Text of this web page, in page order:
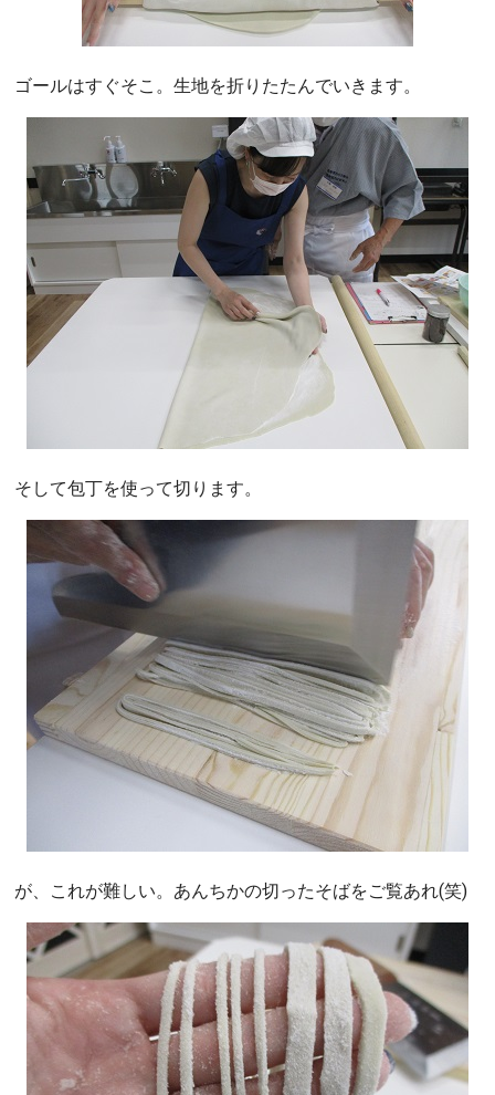
ゴールはすぐそこ。生地を折りたたんでいきます。
そして包丁を使って切ります。
が、これが難しい。あんちかの切ったそばをご覧あれ(笑)